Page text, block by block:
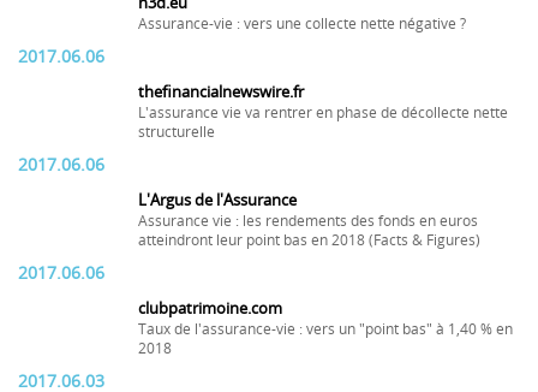
Assurance-vie : vers une collecte nette négative ?
2017.06.06
thefinancialnewswire.fr
L'assurance vie va rentrer en phase de décollecte nette
structurelle
2017.06.06
L'Argus de l'Assurance
Assurance vie : les rendements des fonds en euros
atteindront leur point bas en 2018 (Facts & Figures)
2017.06.06
clubpatrimoine.com
Taux de l'assurance-vie : vers un "point bas" à 1,40 % en
2018
2017.06.03